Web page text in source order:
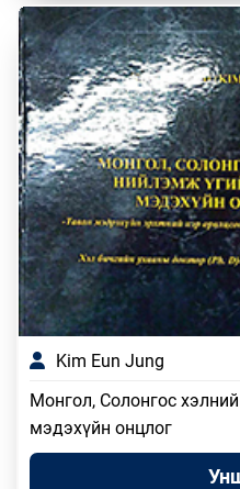
Kim Eun Jung
Монгол, Солонгос
мэдэхүйн онцлог